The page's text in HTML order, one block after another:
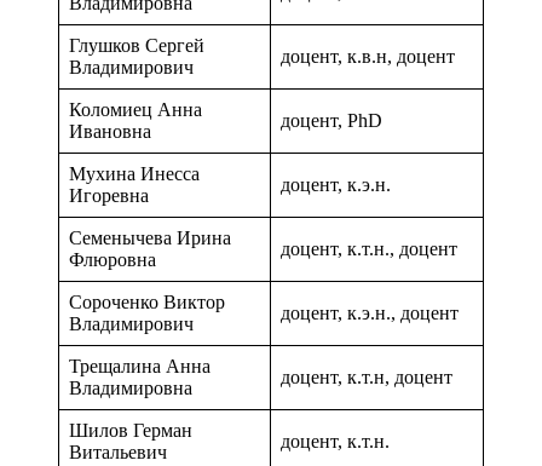
Глушков Сергей
Владимирович
доцент, к.в.н, доцент
Коломиец Анна
Ивановна
доцент, PhD
Мухина Инесса
Игоревна
доцент, к.э.н.
Семенычева Ирина
Флюровна
доцент, к.т.н., доцент
Сороченко Виктор
Владимирович
доцент, к.э.н., доцент
Трещалина Анна
Владимировна
доцент, к.т.н, доцент
Шилов Герман
Витальевич
доцент, к.т.н.